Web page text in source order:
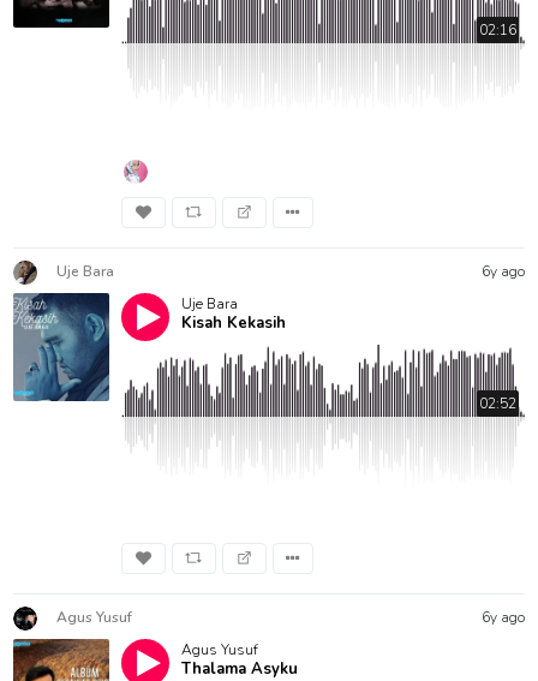
02:16
Uje Bara
6y ago
Uje Bara
Kisah Kekasih
02:52
Agus Yusuf
6y ago
Agus Yusuf
Thalama Asyku